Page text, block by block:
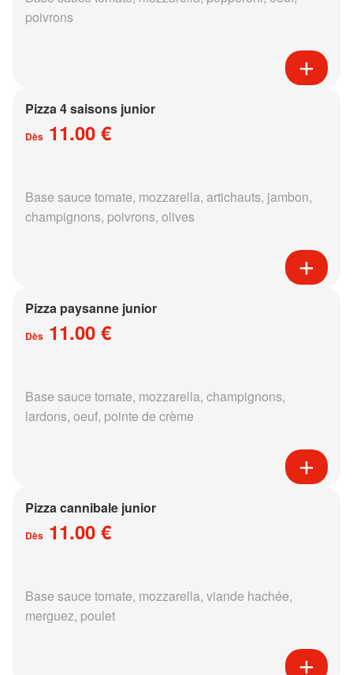
poivrons
Pizza 4 saisons junior
Dès 11.00 €
Base sauce tomate, mozzarella, artichauts, jambon,
champignons, poivrons, olives
Pizza paysanne junior
Dès 11.00 €
Base sauce tomate, mozzarella, champignons,
lardons, oeuf, pointe de crème
Pizza cannibale junior
Dès 11.00 €
Base sauce tomate, mozzarella, viande hachée,
merguez, poulet